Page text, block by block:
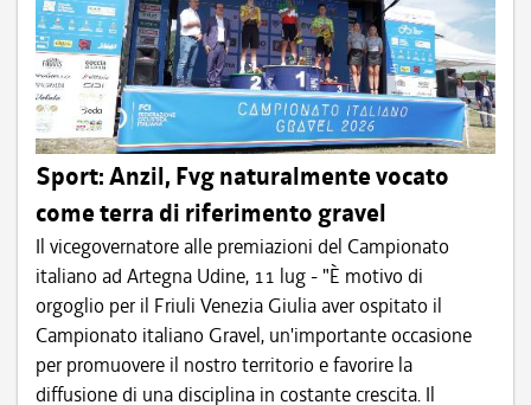
Sport: Anzil, Fvg naturalmente vocato
come terra di riferimento gravel
Il vicegovernatore alle premiazioni del Campionato
italiano ad Artegna Udine, 11 lug - "È motivo di
orgoglio per il Friuli Venezia Giulia aver ospitato il
Campionato italiano Gravel, un'importante occasione
per promuovere il nostro territorio e favorire la
diffusione di una disciplina in costante crescita. Il